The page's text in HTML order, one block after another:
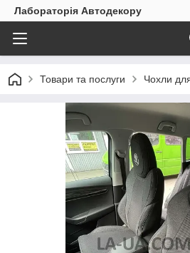
Лабораторія Автодекору
Товари та послуги Чохли